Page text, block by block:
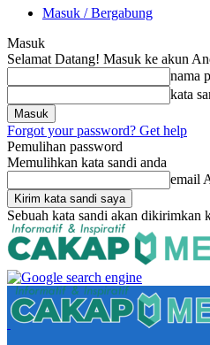
Masuk / Bergabung
Masuk
Selamat Datang! Masuk ke akun
nama
kata
Forgot your password? Get help
Pemulihan password
Memulihkan kata sandi anda
email
Sebuah kata sandi akan dikirimkan